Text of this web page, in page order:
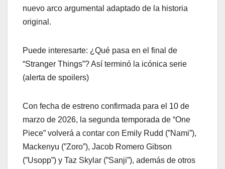
nuevo arco argumental adaptado de la historia
original.
Puede interesarte: ¿Qué pasa en el final de
“Stranger Things”? Así terminó la icónica serie
(alerta de spoilers)
Con fecha de estreno confirmada para el 10 de
marzo de 2026, la segunda temporada de “One
Piece” volverá a contar con Emily Rudd (”Nami”),
Mackenyu (”Zoro”), Jacob Romero Gibson
(”Usopp”) y Taz Skylar (”Sanji”), además de otros